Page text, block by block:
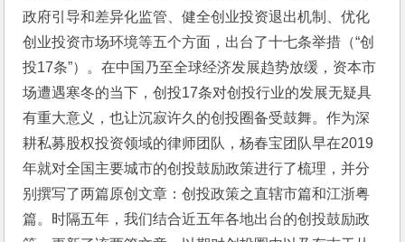
政府引导和差异化监管、健全创业投资退出机制、优化
创业投资市场环境等五个方面，出台了十七条举措（“创
投17条”）。在中国乃至全球经济发展趋势放缓，资本市
场遭遇寒冬的当下，创投17条对创投行业的发展无疑具
有重大意义，也让沉寂许久的创投圈备受鼓舞。作为深
耕私募股权投资领域的律师团队，杨春宝团队早在2019
年就对全国主要城市的创投鼓励政策进行了梳理，并分
别撰写了两篇原创文章：创投政策之直辖市篇和江浙粤
篇。时隔五年，我们结合近五年各地出台的创投鼓励政